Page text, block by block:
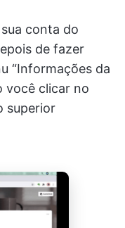
conta do
de fazer
“Informações da
você clicar no
superior